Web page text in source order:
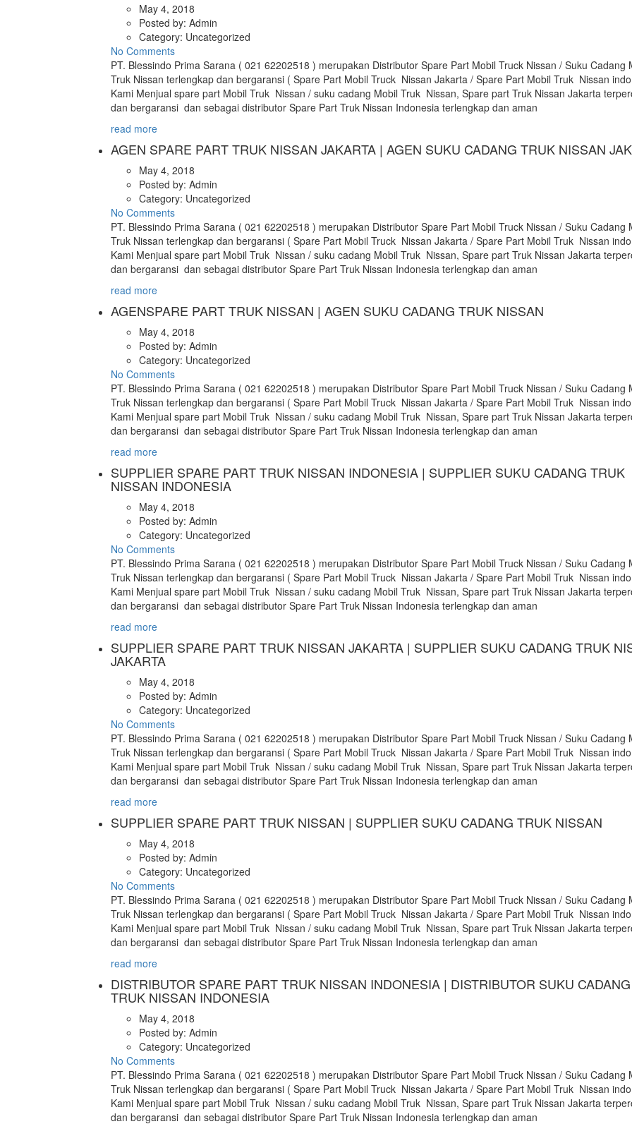
May 4, 2018
Posted by: Admin
Category: Uncategorized
No Comments
PT. Blessindo Prima Sarana ( 021 62202518 ) merupakan Distributor Spare Part Mobil Truck Nissan / Suku Cadang
Truk Nissan terlengkap dan bergaransi ( Spare Part Mobil Truck Nissan Jakarta / Spare Part Mobil Truk Nissan
Kami Menjual spare part Mobil Truk Nissan / suku cadang Mobil Truk Nissan, Spare part Truk Nissan Jakarta
dan bergaransi dan sebagai distributor Spare Part Truk Nissan Indonesia terlengkap dan aman
read more
AGEN SPARE PART TRUK NISSAN JAKARTA | AGEN SUKU CADANG TRUK NISSAN
May 4, 2018
Posted by: Admin
Category: Uncategorized
No Comments
PT. Blessindo Prima Sarana ( 021 62202518 ) merupakan Distributor Spare Part Mobil Truck Nissan / Suku Cadang
Truk Nissan terlengkap dan bergaransi ( Spare Part Mobil Truck Nissan Jakarta / Spare Part Mobil Truk Nissan
Kami Menjual spare part Mobil Truk Nissan / suku cadang Mobil Truk Nissan, Spare part Truk Nissan Jakarta
dan bergaransi dan sebagai distributor Spare Part Truk Nissan Indonesia terlengkap dan aman
read more
AGENSPARE PART TRUK NISSAN | AGEN SUKU CADANG TRUK NISSAN
May 4, 2018
Posted by: Admin
Category: Uncategorized
No Comments
PT. Blessindo Prima Sarana ( 021 62202518 ) merupakan Distributor Spare Part Mobil Truck Nissan / Suku Cadang
Truk Nissan terlengkap dan bergaransi ( Spare Part Mobil Truck Nissan Jakarta / Spare Part Mobil Truk Nissan
Kami Menjual spare part Mobil Truk Nissan / suku cadang Mobil Truk Nissan, Spare part Truk Nissan Jakarta
dan bergaransi dan sebagai distributor Spare Part Truk Nissan Indonesia terlengkap dan aman
read more
SUPPLIER SPARE PART TRUK NISSAN INDONESIA | SUPPLIER SUKU CADANG TRUK
NISSAN INDONESIA
May 4, 2018
Posted by: Admin
Category: Uncategorized
No Comments
PT. Blessindo Prima Sarana ( 021 62202518 ) merupakan Distributor Spare Part Mobil Truck Nissan / Suku Cadang
Truk Nissan terlengkap dan bergaransi ( Spare Part Mobil Truck Nissan Jakarta / Spare Part Mobil Truk Nissan
Kami Menjual spare part Mobil Truk Nissan / suku cadang Mobil Truk Nissan, Spare part Truk Nissan Jakarta
dan bergaransi dan sebagai distributor Spare Part Truk Nissan Indonesia terlengkap dan aman
read more
SUPPLIER SPARE PART TRUK NISSAN JAKARTA | SUPPLIER SUKU CADANG TRUK
JAKARTA
May 4, 2018
Posted by: Admin
Category: Uncategorized
No Comments
PT. Blessindo Prima Sarana ( 021 62202518 ) merupakan Distributor Spare Part Mobil Truck Nissan / Suku Cadang
Truk Nissan terlengkap dan bergaransi ( Spare Part Mobil Truck Nissan Jakarta / Spare Part Mobil Truk Nissan
Kami Menjual spare part Mobil Truk Nissan / suku cadang Mobil Truk Nissan, Spare part Truk Nissan Jakarta
dan bergaransi dan sebagai distributor Spare Part Truk Nissan Indonesia terlengkap dan aman
read more
SUPPLIER SPARE PART TRUK NISSAN | SUPPLIER SUKU CADANG TRUK NISSAN
May 4, 2018
Posted by: Admin
Category: Uncategorized
No Comments
PT. Blessindo Prima Sarana ( 021 62202518 ) merupakan Distributor Spare Part Mobil Truck Nissan / Suku Cadang
Truk Nissan terlengkap dan bergaransi ( Spare Part Mobil Truck Nissan Jakarta / Spare Part Mobil Truk Nissan
Kami Menjual spare part Mobil Truk Nissan / suku cadang Mobil Truk Nissan, Spare part Truk Nissan Jakarta
dan bergaransi dan sebagai distributor Spare Part Truk Nissan Indonesia terlengkap dan aman
read more
DISTRIBUTOR SPARE PART TRUK NISSAN INDONESIA | DISTRIBUTOR SUKU CADANG
TRUK NISSAN INDONESIA
May 4, 2018
Posted by: Admin
Category: Uncategorized
No Comments
PT. Blessindo Prima Sarana ( 021 62202518 ) merupakan Distributor Spare Part Mobil Truck Nissan / Suku Cadang
Truk Nissan terlengkap dan bergaransi ( Spare Part Mobil Truck Nissan Jakarta / Spare Part Mobil Truk Nissan
Kami Menjual spare part Mobil Truk Nissan / suku cadang Mobil Truk Nissan, Spare part Truk Nissan Jakarta
dan bergaransi dan sebagai distributor Spare Part Truk Nissan Indonesia terlengkap dan aman